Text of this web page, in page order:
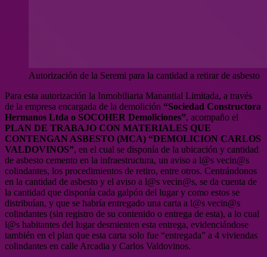
Autorización de la Seremi para la cantidad a retirar de asbesto
Para esta autorización la Inmobiliaria Manantial Limitada, a través
de la empresa encargada de la demolición “Sociedad Constructora
Hermanos Ltda o SOCOHER Demoliciones”, acompaño el
PLAN DE TRABAJO CON MATERIALES QUE
CONTENGAN ASBESTO (MCA) “DEMOLICION CARLOS
VALDOVINOS”, en el cual se disponía de la ubicación y cantidad
de asbesto cemento en la infraestructura, un aviso a l@s vecin@s
colindantes, los procedimientos de retiro, entre otros. Centrándonos
en la cantidad de asbesto y el aviso a l@s vecin@s, se da cuenta de
la cantidad que disponía cada galpón del lugar y como estos se
distribuían, y que se habría entregado una carta a l@s vecin@s
colindantes (sin registro de su contenido o entrega de esta), a lo cual
l@s habitantes del lugar desmienten esta entrega, evidenciándose
también en el plan que esta carta solo fue “entregada” a 4 viviendas
colindantes en calle Arcadia y Carlos Valdovinos.